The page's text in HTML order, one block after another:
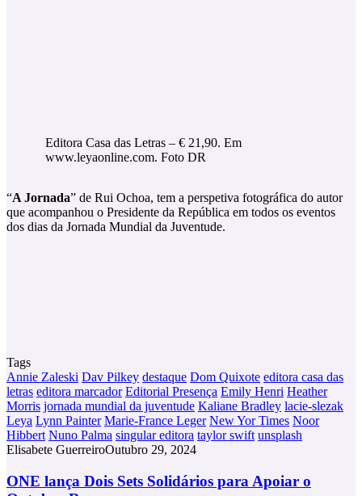
Editora Casa das Letras – € 21,90. Em
www.leyaonline.com. Foto DR
“A Jornada” de Rui Ochoa, tem a perspetiva fotográfica do autor
que acompanhou o Presidente da República em todos os eventos
dos dias da Jornada Mundial da Juventude.
Tags
Annie Zaleski Dav Pilkey destaque Dom Quixote editora casa das
letras editora marcador Editorial Presença Emily Henri Heather
Morris jornada mundial da juventude Kaliane Bradley lacie-slezak
Leya Lynn Painter Marie-France Leger New Yor Times Noor
Hibbert Nuno Palma singular editora taylor swift unsplash
Elisabete GuerreiroOutubro 29, 2024
ONE
lança
ONE lança Dois Sets Solidários para Apoiar o